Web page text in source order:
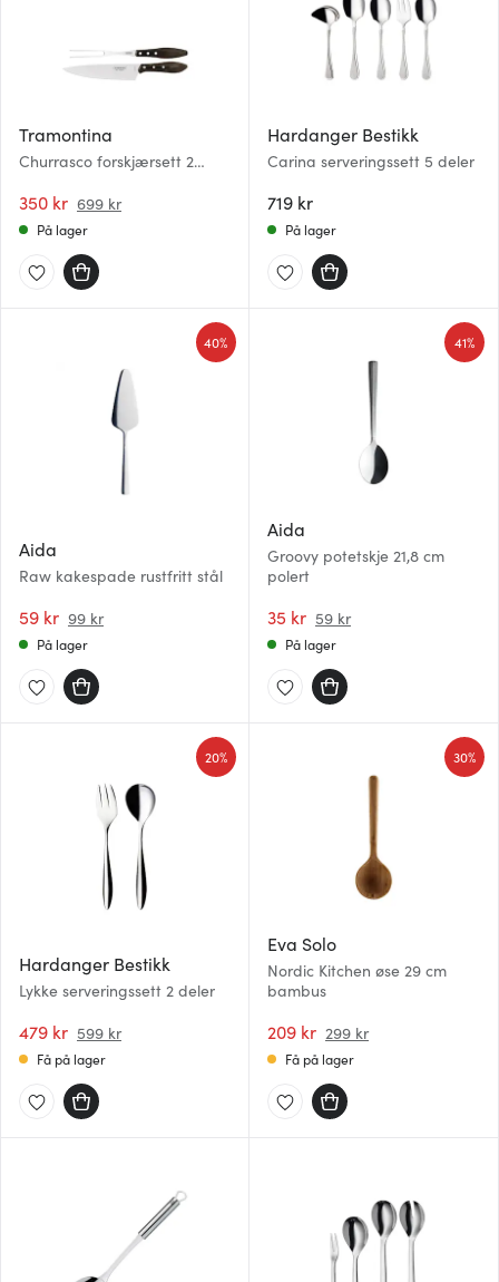
Tramontina
Churrasco forskjærsett 2
350 kr 699 kr
På lager
Hardanger Bestikk
Carina serveringssett 5 deler
719 kr
På lager
Aida
Raw kakespade rustfritt stål
59 kr 99 kr
40%
På lager
Aida
Groovy potetskje 21,8 cm
polert
35 kr 59 kr
41%
På lager
Hardanger Bestikk
Lykke serveringssett 2 deler
479 kr 599 kr
20%
Få på lager
Eva Solo
Nordic Kitchen øse 29 cm
bambus
209 kr 299 kr
30%
Få på lager